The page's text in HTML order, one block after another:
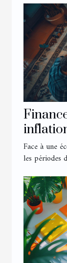
en
Face à une
les périodes